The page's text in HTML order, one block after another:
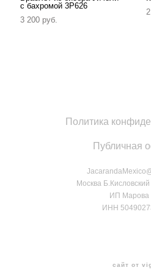
с бахромой 3P626
3 200 pуб.
Политика
Публичная
Москва
ИП Марова
ИНН
сайт от